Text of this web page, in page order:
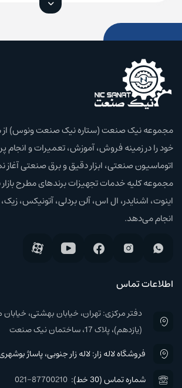
خود را در زمینه فروش، آموزش،‌ تعمیرات و انجام
اتوماسیون صنعتی، ابزار دقیق و برق صنعتی
مجموعه کلیه خدمات تجهیزات برند‌های مطرح بازار
اینوت، اشنایدر، ال اس، آلن بردلی، آتونیکس،
انجام می‌دهد.
اطلاعات تماس
دفتر مرکزی: تهران، خیابان بهشتی، خیابان
(یازدهم)، پلاک 17، ساختمان نیک صنعت
فروشگاه لاله زار: لاله زار جنوبی، پاساژ بوشهری، طبقه
شماره تماس (30 خط):
021-87700210